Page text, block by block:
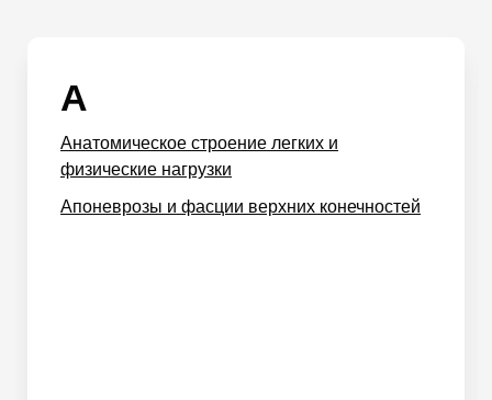
А
Анатомическое строение легких и
физические нагрузки
Апоневрозы и фасции верхних конечностей